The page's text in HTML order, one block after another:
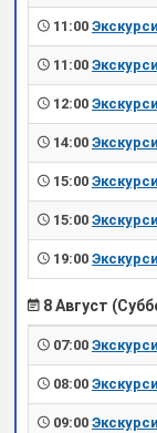
11:00
11:00
12:00
14:00
15:00
15:00
19:00
8 Август
07:00
08:00
09:00